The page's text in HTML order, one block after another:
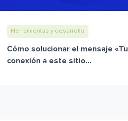
Herramientas y desarrollo
Cómo solucionar el mensaje «Tu
conexión a este sitio...